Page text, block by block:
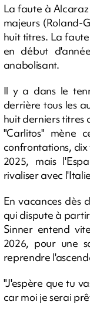
La faute à
majeurs (Roland-
huit titres. La
en début
anabolisant.
Il y a dans le
derrière tous les
huit derniers titres
"Carlitos" mène
confrontations,
2025, mais
rivaliser avec
En vacances dès
qui dispute à
Sinner entend
2026, pour une
reprendre
"J'espère que tu
car moi je serai